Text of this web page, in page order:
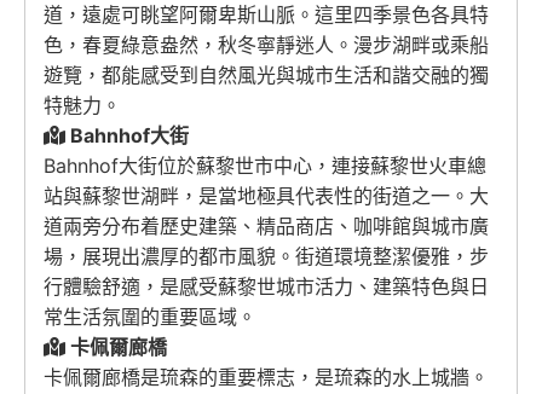
道，遠處可眺望阿爾卑斯山脈。這里四季景色各具特
色，春夏綠意盎然，秋冬寧靜迷人。漫步湖畔或乘船
遊覽，都能感受到自然風光與城市生活和諧交融的獨
特魅力。
Bahnhof大街
Bahnhof大街位於蘇黎世市中心，連接蘇黎世火車總
站與蘇黎世湖畔，是當地極具代表性的街道之一。大
道兩旁分布着歷史建築、精品商店、咖啡館與城市廣
場，展現出濃厚的都市風貌。街道環境整潔優雅，步
行體驗舒適，是感受蘇黎世城市活力、建築特色與日
常生活氛圍的重要區域。
卡佩爾廊橋
卡佩爾廊橋是琉森的重要標志，是琉森的水上城牆。